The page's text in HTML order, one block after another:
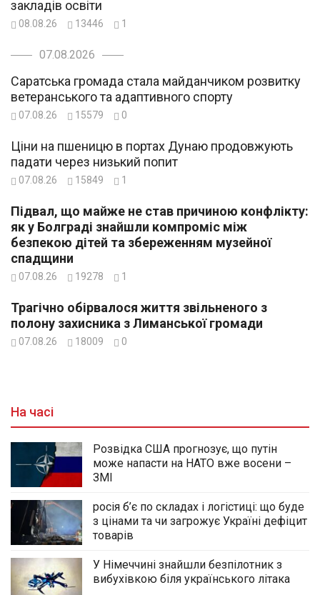
закладів освіти
08.08.26 13446 1
07.08.2026
Саратська громада стала майданчиком розвитку
ветеранського та адаптивного спорту
07.08.26 15579 0
Ціни на пшеницю в портах Дунаю продовжують
падати через низький попит
07.08.26 15849 1
Підвал, що майже не став причиною конфлікту:
як у Болграді знайшли компроміс між
безпекою дітей та збереженням музейної
спадщини
07.08.26 19278 1
Трагічно обірвалося життя звільненого з
полону захисника з Лиманської громади
07.08.26 18009 0
На часі
Розвідка США прогнозує, що путін
може напасти на НАТО вже восени –
ЗМІ
росія б’є по складах і логістиці: що буде
з цінами та чи загрожує Україні дефіцит
товарів
У Німеччині знайшли безпілотник з
вибухівкою біля українського літака